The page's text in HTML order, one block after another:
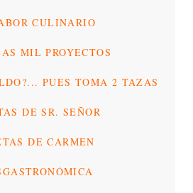
CULINARIO
MIL PROYECTOS
PUES TOMA 2 TAZAS
DE SR. SEÑOR
DE CARMEN